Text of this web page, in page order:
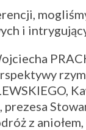
i
prezesa
z